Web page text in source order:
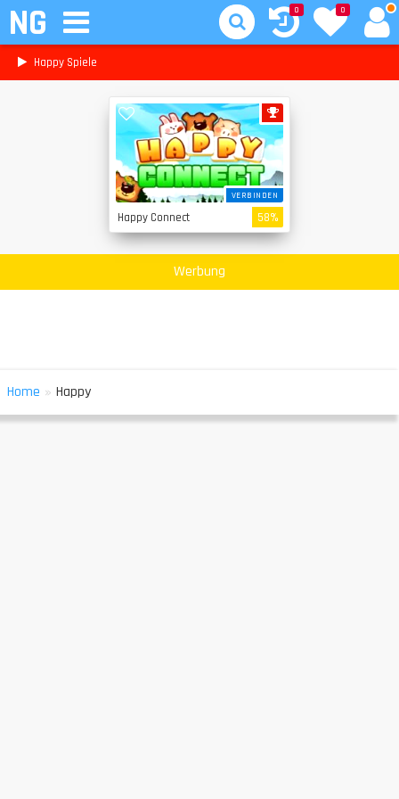
NG 0
0
Happy Spiele
VERBINDEN
Happy Connect 58%
Werbung
Home » Happy